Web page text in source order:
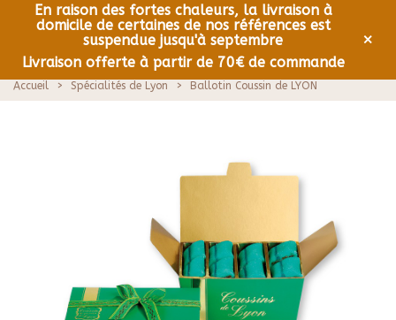
Menu 0
Accueil > Spécialités de Lyon > Ballotin Coussin de LYON
En raison des fortes chaleurs, la livraison à
domicile de certaines de nos références est
suspendue jusqu'à septembre
Livraison offerte à partir de 70€ de commande
×